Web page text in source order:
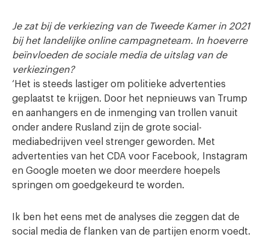
Je zat bij de verkiezing van de Tweede Kamer in 2021
bij het landelijke online campagneteam. In hoeverre
beïnvloeden de sociale media de uitslag van de
verkiezingen?
‘Het is steeds lastiger om politieke advertenties
geplaatst te krijgen. Door het nepnieuws van Trump
en aanhangers en de inmenging van trollen vanuit
onder andere Rusland zijn de grote social-
mediabedrijven veel strenger geworden. Met
advertenties van het CDA voor Facebook, Instagram
en Google moeten we door meerdere hoepels
springen om goedgekeurd te worden.
Ik ben het eens met de analyses die zeggen dat de
social media de flanken van de partijen enorm voedt.